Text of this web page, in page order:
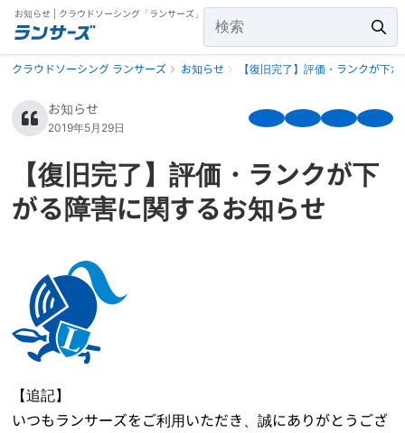
お知らせ | クラウドソーシング「ランサーズ」
クラウドソーシング ランサーズ お知らせ 【復旧完了】評価・ランクが下
お知らせ
2019年5月29日
【復旧完了】評価・ランクが下
がる障害に関するお知らせ
【追記】
いつもランサーズをご利用いただき、誠にありがとうござ